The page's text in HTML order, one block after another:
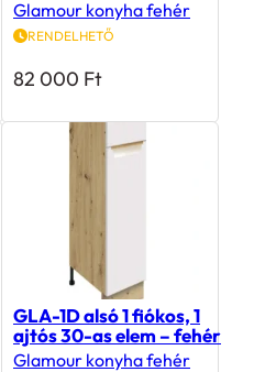
Glamour konyha fehér
RENDELHETŐ
82 000 Ft
GLA-1D alsó 1 fiókos, 1
ajtós 30-as elem – fehér
Glamour konyha fehér